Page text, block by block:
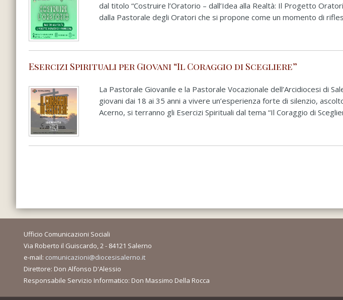
dal titolo “Costruire l’Oratorio – dall’Idea alla Realtà: Il Progetto
dalla Pastorale degli Oratori che si propone come un momento di
Esercizi Spirituali per Giovani “Il Coraggio di Scegliere”
La Pastorale Giovanile e la Pastorale Vocazionale dell’Arcidiocesi di
giovani dai 18 ai 35 anni a vivere un’esperienza forte di silenzio,
Acerno, si terranno gli Esercizi Spirituali dal tema “Il Coraggio di
Ufficio Comunicazioni Sociali
Via Roberto il Guiscardo, 2 - 84121 Salerno
e-mail: comunicazioni@diocesisalerno.it
Direttore: Don Alfonso D'Alessio
Responsabile Servizio Informatico: Don Massimo Della Rocca